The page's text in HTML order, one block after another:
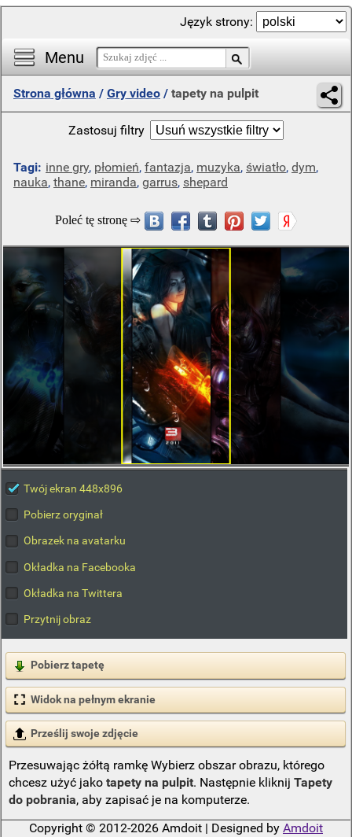
Menu
Język strony:
Strona główna / Gry video / tapety na pulpit
Zastosuj filtry
Tagi: inne gry, płomień, fantazja, muzyka, światło, dym,
nauka, thane, miranda, garrus, shepard
Twój ekran 448x896
Pobierz oryginał
Obrazek na avatarku
Okładka na Facebooka
Okładka na Twittera
Przytnij obraz
Pobierz tapetę
Widok na pełnym ekranie
Prześlij swoje zdjęcie
Przesuwając żółtą ramkę Wybierz obszar obrazu, którego
chcesz użyć jako tapety na pulpit. Następnie kliknij Tapety
do pobrania, aby zapisać je na komputerze.
Copyright © 2012-2026 Amdoit | Designed by Amdoit